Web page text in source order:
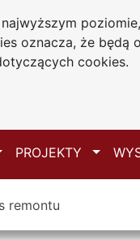
oznacza, że będą
cookies.
PROJEKTY
remontu